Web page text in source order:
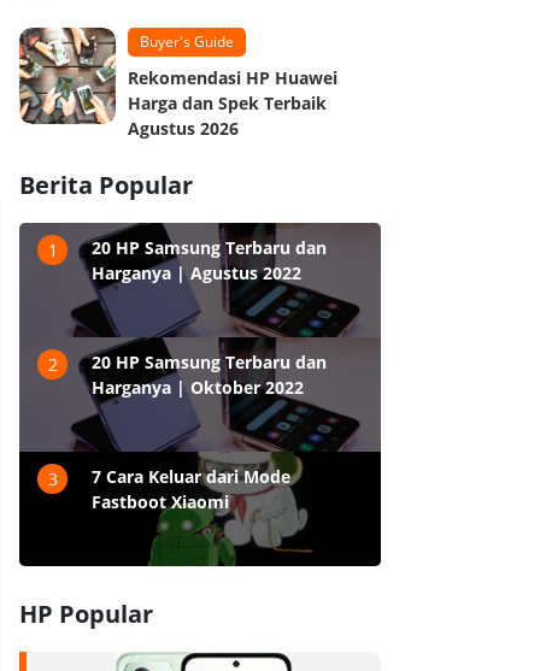
Buyer's Guide
Rekomendasi HP Huawei
Harga dan Spek Terbaik
Agustus 2026
Berita Popular
1
20 HP Samsung Terbaru dan
Harganya | Agustus 2022
2
20 HP Samsung Terbaru dan
Harganya | Oktober 2022
3
7 Cara Keluar dari Mode
Fastboot Xiaomi
HP Popular